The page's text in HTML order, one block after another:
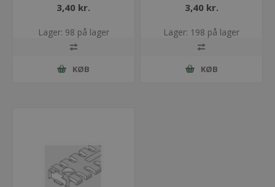
3,40 kr.
Lager: 98 på lager
KØB
3,40 kr.
Lager: 198 på lager
KØB